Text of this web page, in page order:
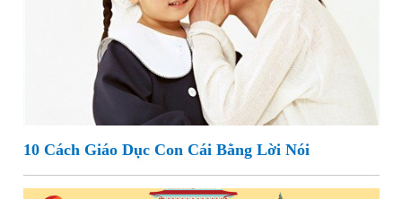
10 Cách Giáo Dục Con Cái Bằng Lời Nói